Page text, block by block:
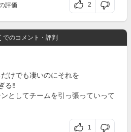
評価 2
でのコメント・評判
けでも凄いのにそれを
る‼️
としてチームを引っ張っていって
1